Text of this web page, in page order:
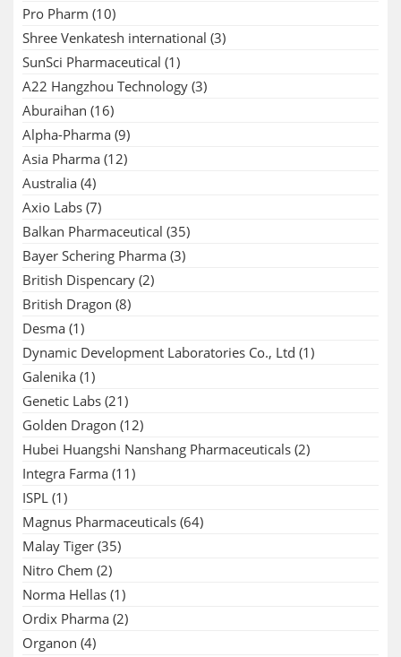
Pro Pharm (10)
Shree Venkatesh international (3)
SunSci Pharmaceutical (1)
A22 Hangzhou Technology (3)
Aburaihan (16)
Alpha-Pharma (9)
Asia Pharma (12)
Australia (4)
Axio Labs (7)
Balkan Pharmaceutical (35)
Bayer Schering Pharma (3)
British Dispencary (2)
British Dragon (8)
Desma (1)
Dynamic Development Laboratories Co., Ltd (1)
Galenika (1)
Genetic Labs (21)
Golden Dragon (12)
Hubei Huangshi Nanshang Pharmaceuticals (2)
Integra Farma (11)
ISPL (1)
Magnus Pharmaceuticals (64)
Malay Tiger (35)
Nitro Chem (2)
Norma Hellas (1)
Ordix Pharma (2)
Organon (4)